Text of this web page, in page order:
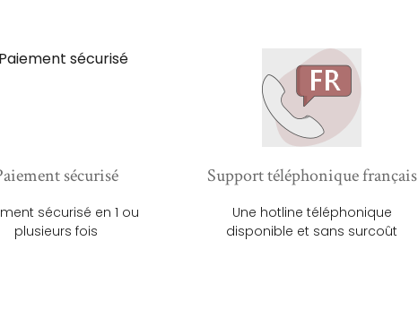
sécurisé
sécurisé en 1 ou
plusieurs fois
Support téléphonique français
Une hotline téléphonique
disponible et sans surcoût